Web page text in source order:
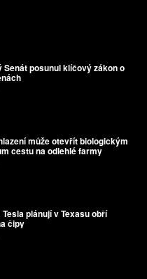
posunul klíčový zákon o
může otevřít biologickým
cestu na odlehlé farmy
Tesla plánují v Texasu obří
čipy